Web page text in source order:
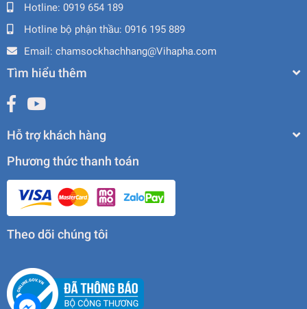
Hotline: 0919 654 189
Hotline bộ phận thầu: 0916 195 889
Email: chamsockhachhang@Vihapha.com
Tìm hiểu thêm
Hỗ trợ khách hàng
Phương thức thanh toán
Theo dõi chúng tôi